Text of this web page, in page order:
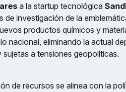
a la startup tecnológica
de investigación de la
productos químicos y
nacional, eliminando la actual
a tensiones geopolíticas.
de recursos se alinea con la